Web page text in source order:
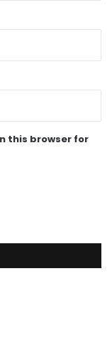
this browser for